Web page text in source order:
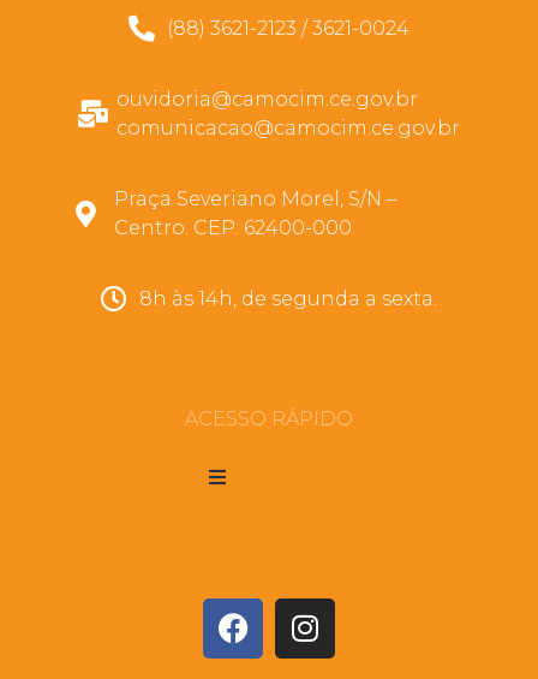
(88) 3621-2123 / 3621-0024
ouvidoria@camocim.ce.gov.br
comunicacao@camocim.ce.gov.br
Praça Severiano Morel, S/N –
Centro. CEP: 62400-000
8h às 14h, de segunda a sexta.
ACESSO RÁPIDO